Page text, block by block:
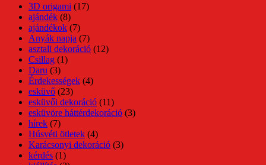
3D origami (17)
ajándék (8)
ajándékok (7)
Anyák napja (7)
asztali dekoráció (12)
Csillag (1)
Daru (3)
Érdekességek (4)
esküvő (23)
esküvői dekoráció (11)
esküvöre háttérdekoráció (3)
hírek (7)
Húsvéti ötletek (4)
Karácsonyi dekoráció (3)
kérdés (1)